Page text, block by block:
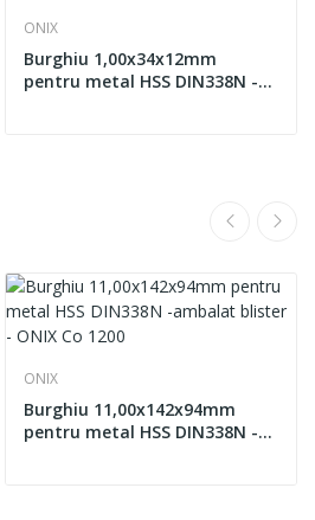
ONIX
Burghiu 1,00x34x12mm
pentru metal HSS DIN338N -
ONIX
Burghiu 11,00x142x94mm
pentru metal HSS DIN338N -